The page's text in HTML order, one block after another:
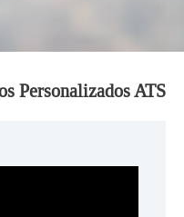
Personalizados ATS